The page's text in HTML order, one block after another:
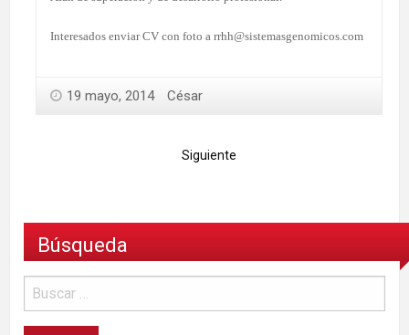
Interesados enviar CV con foto a rrhh@sistemasgenomicos.com
19 mayo, 2014 César
Siguiente
Búsqueda